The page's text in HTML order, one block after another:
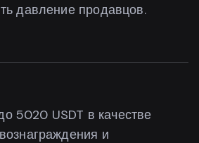
давление продавцов.
5020 USDT в качестве
и